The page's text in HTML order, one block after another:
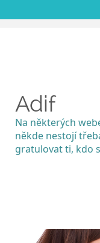
Adif
Na některých
někde nestojí
gratulovat ti, kdo